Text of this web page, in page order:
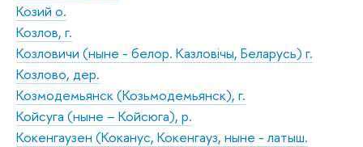
Козий о.
Козлов, г.
Козловичи (ныне - белор. Казловічы, Беларусь) г.
Козлово, дер.
Козмодемьянск (Козьмодемьянск), г.
Койсуга (ныне – Койсюга), р.
Кокенгаузен (Коканус, Кокенгауз, ныне - латыш.